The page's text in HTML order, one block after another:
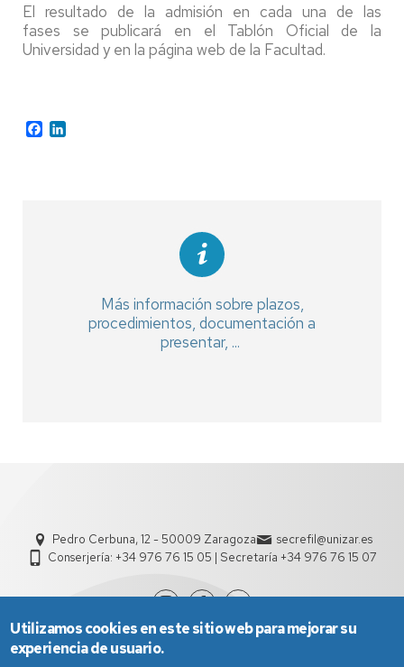
El resultado de la admisión en cada una de las
fases se publicará en el Tablón Oficial de la
Universidad y en la página web de la Facultad.
Facebook
Más información sobre plazos,
procedimientos, documentación a
presentar, ...
Pedro Cerbuna, 12 - 50009 Zaragoza
secrefil@unizar.es
Conserjería: +34 976 76 15 05 | Secretaría +34 976 76 15 07
Utilizamos cookies en este sitio web para mejorar su
experiencia de usuario.